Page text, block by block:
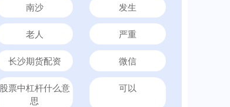
南沙 发生
老人 严重
长沙期货配资 微信
股票中杠杆什么意
思
可以